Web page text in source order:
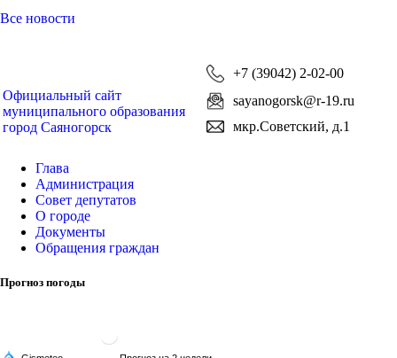
Все новости
Официальный сайт
муниципального образования
город Саяногорск
+7 (39042) 2-02-00
sayanogorsk@r-19.ru
мкр.Советский, д.1
Глава
Администрация
Совет депутатов
О городе
Документы
Обращения граждан
Прогноз погоды